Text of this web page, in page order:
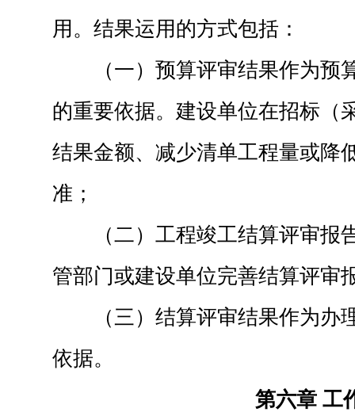
用。结果运用的方式包括：
（一）预算评审结果作为
的重要依据。建设单位在招标（
结果金额、减少清单工程量或降
准；
（二）工程竣工结算评审
管部门或建设单位完善结算评审
（三）结算评审结果作为
依据。
第六章 工